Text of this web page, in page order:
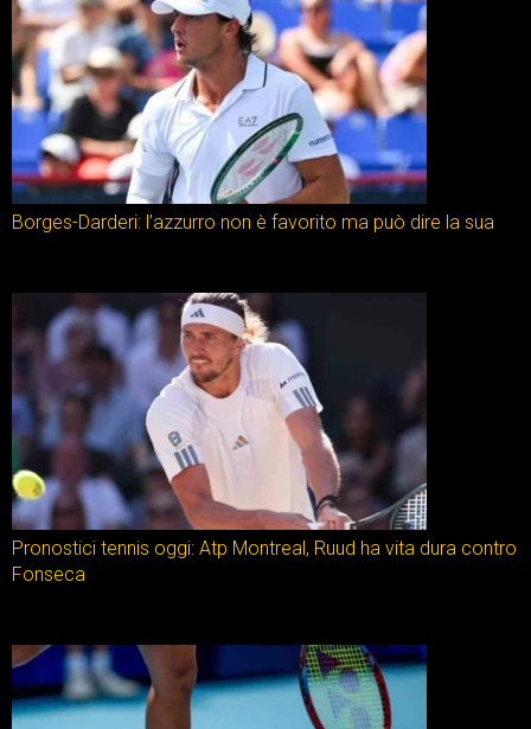
Borges-Darderi: l’azzurro non è favorito ma può dire la sua
Pronostici tennis oggi: Atp Montreal, Ruud ha vita dura contro
Fonseca